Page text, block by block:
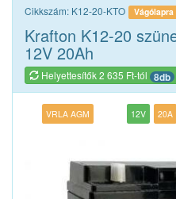
Cikkszám: K12-20-KTO Vágólapra
Krafton K12-20
12V 20Ah
Helyettesítők 2 635 Ft-tól 8db
VRLA AGM 12V 20A